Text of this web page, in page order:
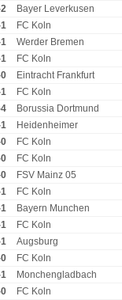
Bayer Leverkusen
FC Koln
Werder Bremen
FC Koln
Eintracht Frankfurt
FC Koln
Borussia Dortmund
Heidenheimer
FC Koln
FC Koln
FSV Mainz 05
FC Koln
Bayern Munchen
FC Koln
Augsburg
FC Koln
Monchengladbach
FC Koln